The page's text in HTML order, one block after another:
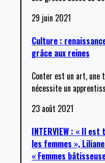
29 juin 2021
Culture :
grâce aux reines
Conter est un art, une
nécessite un
23 août 2021
INTERVIEW : « Il
les femmes »,
« Femmes